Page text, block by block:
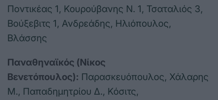
Ποντικέας 1, Κουρούβανης Ν. 1, Τσαταλιός 3,
Βούξεβιτς 1, Ανδρεάδης, Ηλιόπουλος,
Βλάσσης
Παναθηναϊκός (Νίκος
Βενετόπουλος): Παρασκευόπουλος, Χάλαρης
Μ., Παπαδημητρίου Δ., Κόσιτς,